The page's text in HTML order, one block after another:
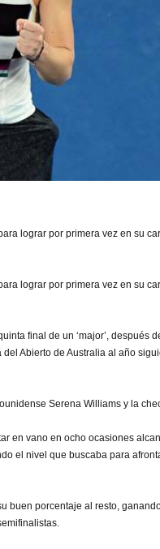
lograr por primera vez en su
lograr por primera vez en su
final de un ‘major’, después
Abierto de Australia al año
Serena Williams y la
en vano en ocho ocasiones
el nivel que buscaba para
buen porcentaje al resto,